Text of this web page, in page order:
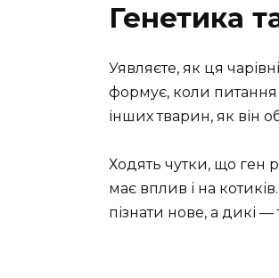
Генетика
Уявляєте, як ця
формує, коли питання
інших тварин, як він
Ходять чутки, що ген
має вплив і на
пізнати нове, а дикі